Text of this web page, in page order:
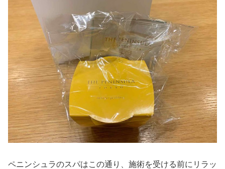
ペニンシュラのスパはこの通り、施術を受ける前にリラッ